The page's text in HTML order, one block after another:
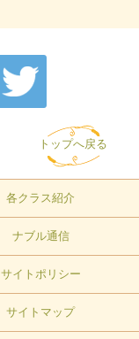
トップへ戻る
各クラス紹介
ナブル通信
サイトポリシー
サイトマップ